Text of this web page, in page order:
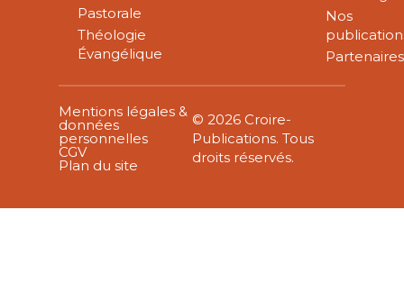
Pastorale
Théologie
Évangélique
Nos
Partenaires
Mentions légales &
données
personnelles
CGV
Plan du site
© 2026 Croire-
Publications. Tous
droits réservés.